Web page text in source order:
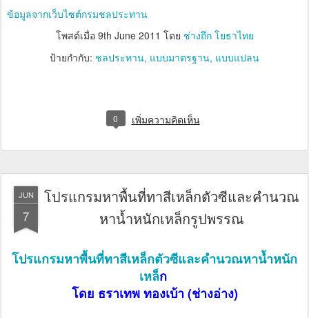
ข้อมูลจากเว็บไซต์กรมชลประทาน
โพสต์เมื่อ 9th June 2011 โดย ช่างถึก โยธาไทย
ป้ายกำกับ: ชลประทาน แบบมาตรฐาน แบบแปลน
0 เพิ่มความคิดเห็น
JUN
7
โปรแกรมหาพื้นที่ทาสีเหล็กตัวซีและคำนวณ
หาน้ำหนักเหล็กรูปพรรณ
โปรแกรมหาพื้นที่ทาสีเหล็กตัวซีและคำนวณหาน้ำหนัก
เหล็ก
โดย ธราเทพ ทองเบ้า (ช่างอ่าง)